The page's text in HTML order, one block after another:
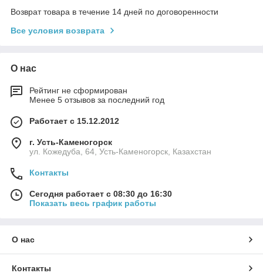
Возврат товара в течение 14 дней по договоренности
Все условия возврата
О нас
Рейтинг не сформирован
Менее 5 отзывов за последний год
Работает с 15.12.2012
г. Усть-Каменогорск
ул. Кожедуба, 64, Усть-Каменогорск, Казахстан
Контакты
Сегодня работает с 08:30 до 16:30
Показать весь график работы
О нас
Контакты